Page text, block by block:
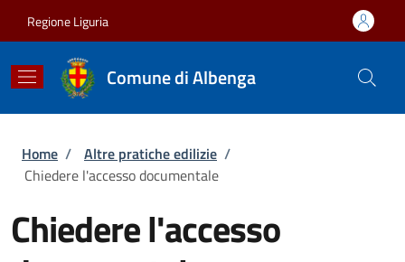
Regione Liguria
Comune di Albenga
Briciole di pane
Home / Altre pratiche edilizie /
Chiedere l'accesso documentale
Chiedere l'accesso